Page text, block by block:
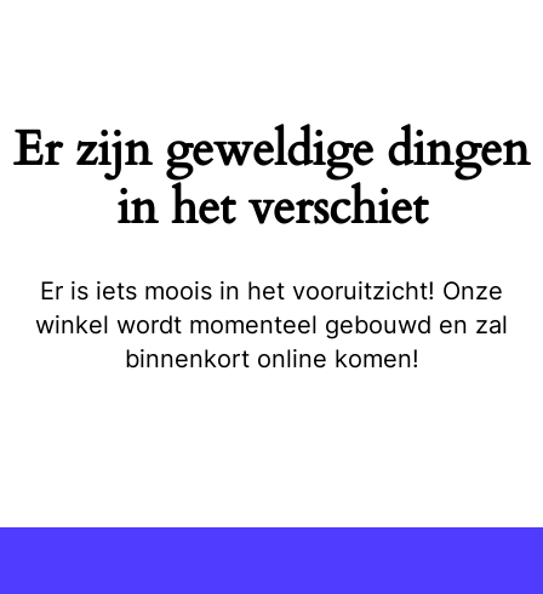
Er zijn geweldige dingen
in het verschiet
Er is iets moois in het vooruitzicht! Onze
winkel wordt momenteel gebouwd en zal
binnenkort online komen!